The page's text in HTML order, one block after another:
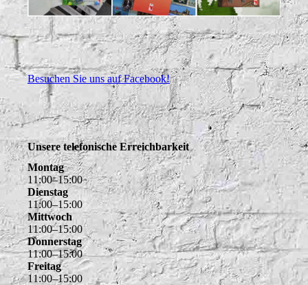
Besuchen Sie uns auf Facebook!
Unsere telefonische Erreichbarkeit
Montag
11:00–15:00
Dienstag
11:00–15:00
Mittwoch
11:00–15:00
Donnerstag
11:00–15:00
Freitag
11:00–15:00